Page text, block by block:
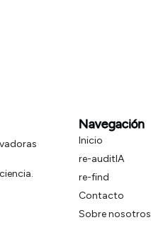
Navegación
Inicio
re-auditIA
re-find
Contacto
Sobre nosotros